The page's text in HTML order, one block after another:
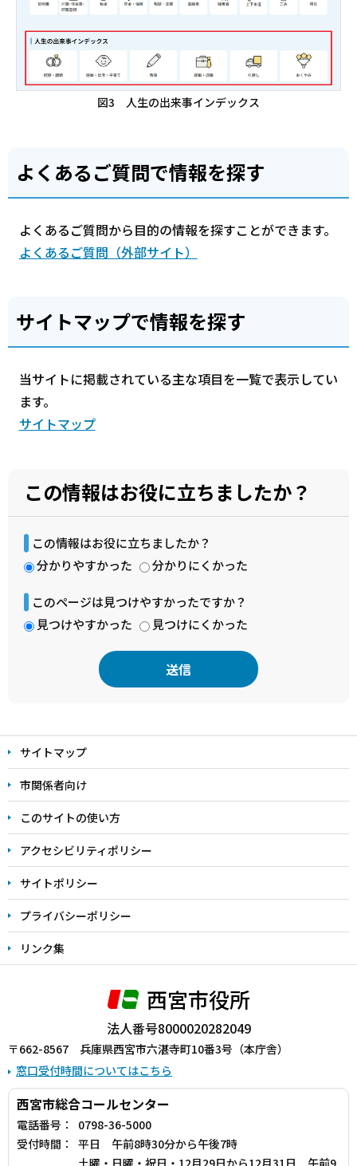
図3 人生の出来事インデックス
よくあるご質問で情報を探す
よくあるご質問から目的の情報を探すことができます。
よくあるご質問（外部サイト）
サイトマップで情報を探す
当サイトに掲載されている主な項目を一覧で表示してい
ます。
サイトマップ
この情報はお役に立ちましたか？
この情報はお役に立ちましたか？
分かりやすかった
分かりにくかった
このページは見つけやすかったですか？
見つけやすかった
見つけにくかった
文
こ
こ
ま
サイトマップ
市関係者向け
このサイトの使い方
アクセシビリティポリシー
サイトポリシー
プライバシーポリシー
リンク集
西宮市役所
法人番号8000020282049
〒662-8567 兵庫県西宮市六湛寺町10番3号（本庁舎）
窓口受付時間についてはこちら
西宮市総合コールセンター
電話番号：
0798-36-5000
受付時間：
平日 午前8時30分から午後7時